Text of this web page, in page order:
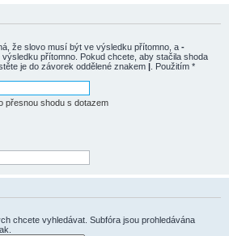
že slovo musí být ve výsledku přítomno, a -
přítomno. Pokud chcete, aby stačila shoda
je do závorek oddělené znakem | . Použitím *
přesnou shodu s dotazem
chcete vyhledávat. Subfóra jsou prohledávána